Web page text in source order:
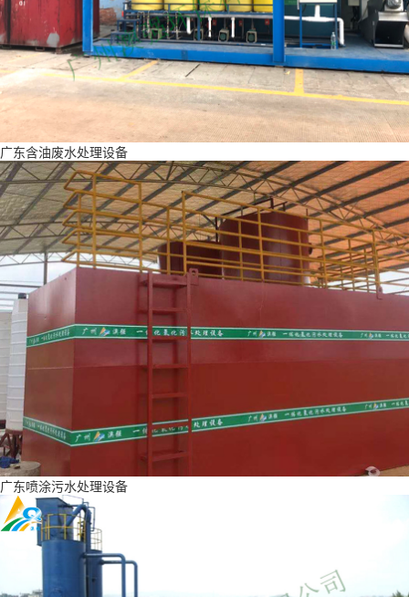
广东含油废水处理设备
广东喷涂污水处理设备